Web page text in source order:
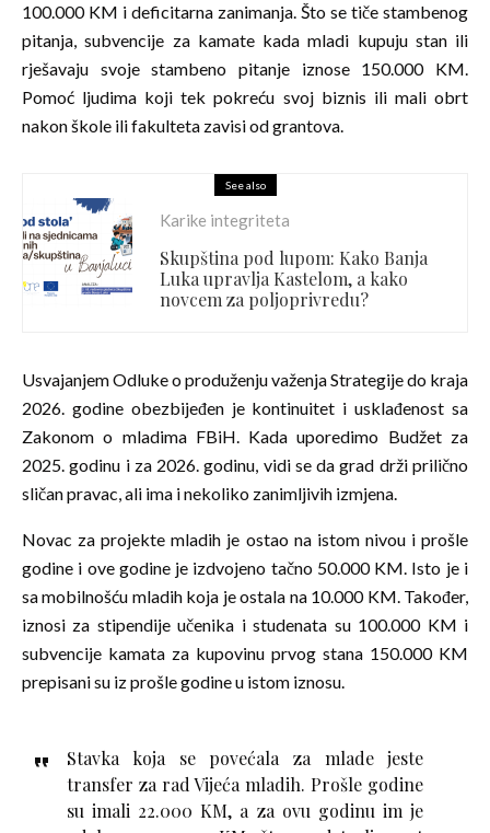
100.000 KM i deficitarna zanimanja. Što se tiče stambenog
pitanja, subvencije za kamate kada mladi kupuju stan ili
rješavaju svoje stambeno pitanje iznose 150.000 KM.
Pomoć ljudima koji tek pokreću svoj biznis ili mali obrt
nakon škole ili fakulteta zavisi od grantova.
See also
Karike integriteta
Skupština pod lupom: Kako Banja
Luka upravlja Kastelom, a kako
novcem za poljoprivredu?
Usvajanjem Odluke o produženju važenja Strategije do kraja
2026. godine obezbijeđen je kontinuitet i usklađenost sa
Zakonom o mladima FBiH. Kada uporedimo Budžet za
2025. godinu i za 2026. godinu, vidi se da grad drži prilično
sličan pravac, ali ima i nekoliko zanimljivih izmjena.
Novac za projekte mladih je ostao na istom nivou i prošle
godine i ove godine je izdvojeno tačno 50.000 KM. Isto je i
sa mobilnošću mladih koja je ostala na 10.000 KM. Također,
iznosi za stipendije učenika i studenata su 100.000 KM i
subvencije kamata za kupovinu prvog stana 150.000 KM
prepisani su iz prošle godine u istom iznosu.
Stavka koja se povećala za mlade jeste
transfer za rad Vijeća mladih. Prošle godine
su imali 22.000 KM, a za ovu godinu im je